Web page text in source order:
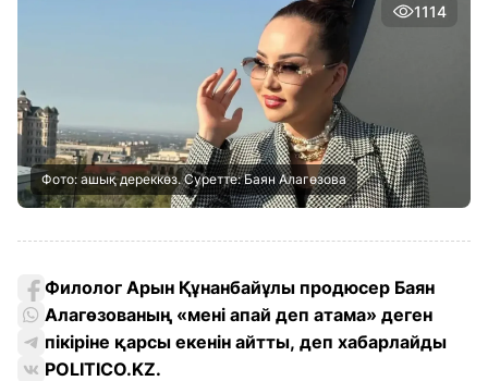
1114
Фото: ашық дереккөз. Суретте: Баян Алагөзова
Филолог Арын Құнанбайұлы продюсер Баян
Алагөзованың «мені апай деп атама» деген
пікіріне қарсы екенін айтты, деп хабарлайды
POLITICO.KZ.